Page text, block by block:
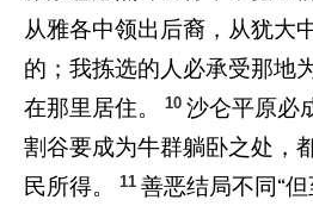
从雅各中领出后裔，从犹大
的；我拣选的人必承受那地
在那里居住。
10 沙仑平原必
割谷要成为牛群躺卧之处，
民所得。
11 善恶结局不同“